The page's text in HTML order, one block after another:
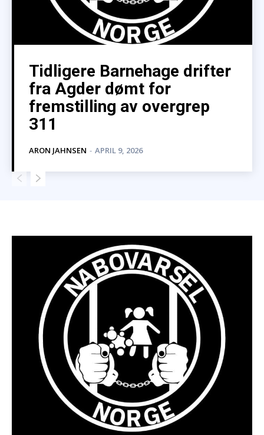
Tidligere Barnehage drifter
fra Agder dømt for
fremstilling av overgrep
311
ARON JAHNSEN - APRIL 9, 2026